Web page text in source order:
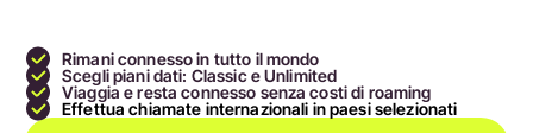
Rimani connesso in tutto il mondo
Scegli piani dati: Classic e Unlimited
Viaggia e resta connesso senza costi di roaming
Effettua chiamate internazionali in paesi selezionati